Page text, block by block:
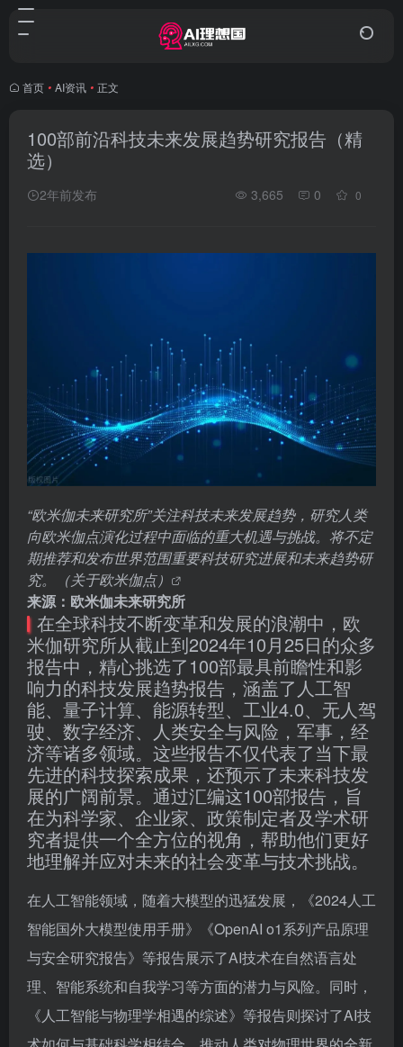
首页 • AI资讯 • 正文
100部前沿科技未来发展趋势研究报告（精
选）
2年前发布 3,665 0 0
“欧米伽未来研究所”关注科技未来发展趋势，研究人类
向欧米伽点演化过程中面临的重大机遇与挑战。将不定
期推荐和发布世界范围重要科技研究进展和未来趋势研
究。（关于欧米伽点）
来源：欧米伽未来研究所
在全球科技不断变革和发展的浪潮中，欧
米伽研究所从截止到2024年10月25日的众多
报告中，精心挑选了100部最具前瞻性和影
响力的科技发展趋势报告，涵盖了人工智
能、量子计算、能源转型、工业4.0、无人驾
驶、数字经济、人类安全与风险，军事，经
济等诸多领域。这些报告不仅代表了当下最
先进的科技探索成果，还预示了未来科技发
展的广阔前景。通过汇编这100部报告，旨
在为科学家、企业家、政策制定者及学术研
究者提供一个全方位的视角，帮助他们更好
地理解并应对未来的社会变革与技术挑战。
在人工智能领域，随着大模型的迅猛发展，《2024人工
智能国外大模型使用手册》《OpenAI o1系列产品原理
与安全研究报告》等报告展示了AI技术在自然语言处
理、智能系统和自我学习等方面的潜力与风险。同时，
《人工智能与物理学相遇的综述》等报告则探讨了AI技